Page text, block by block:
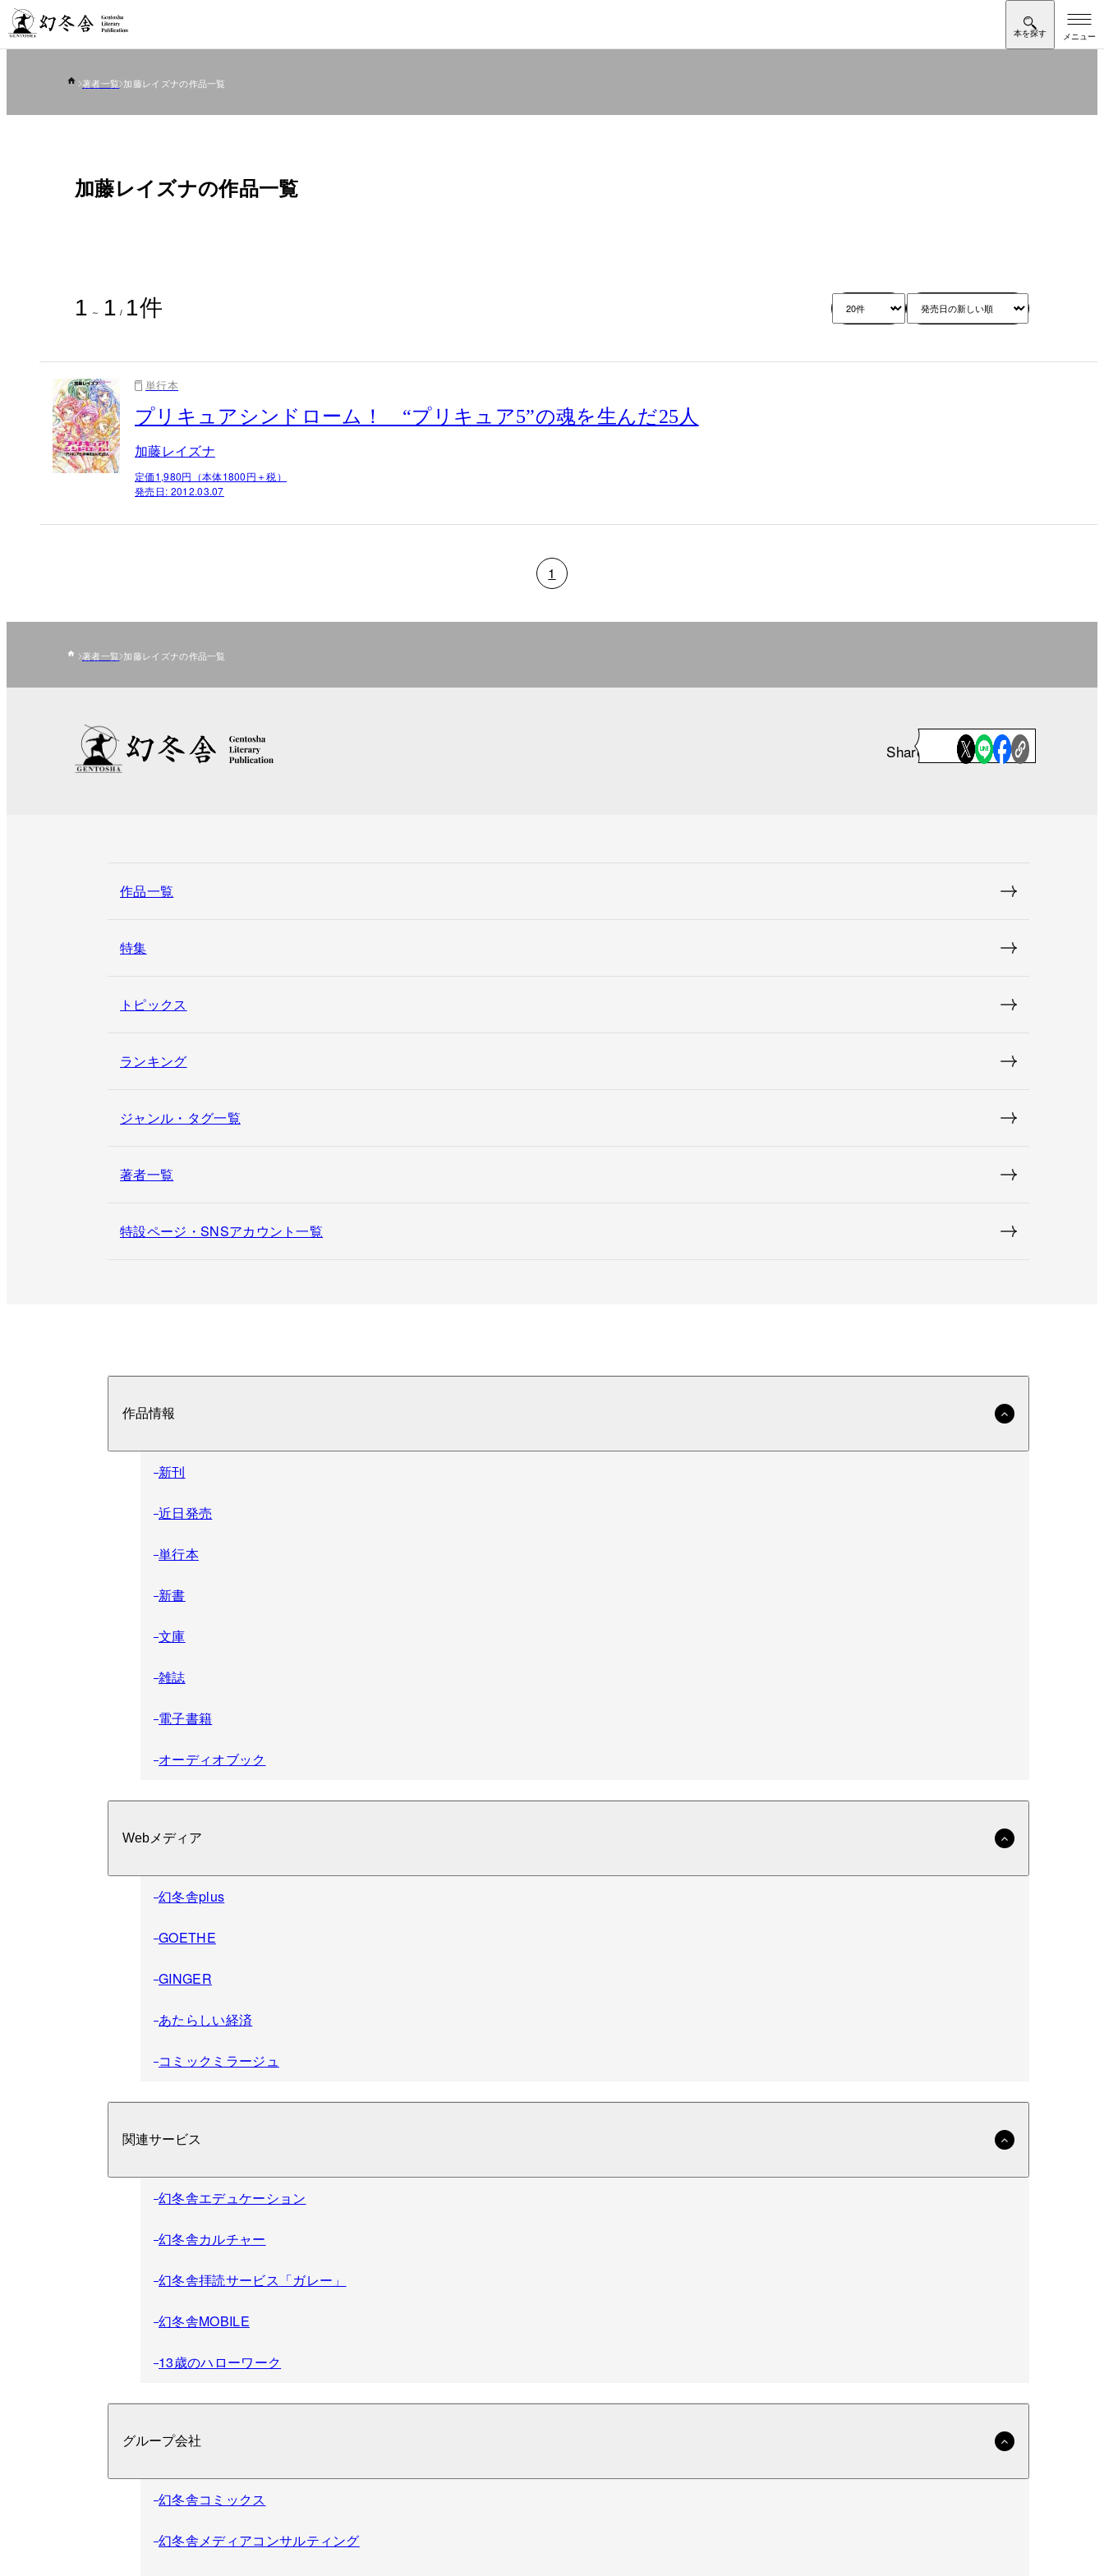
著者一覧 加藤レイズナの作品一覧
加藤レイズナの作品一覧
1 ～ 1 / 1件
単行本
プリキュアシンドローム！ “プリキュア5”の魂を生んだ25人
加藤レイズナ
定価1,980円（本体1800円＋税）
発売日: 2012.03.07
1
著者一覧 加藤レイズナの作品一覧
Share
作品一覧
特集
トピックス
ランキング
ジャンル・タグ一覧
著者一覧
特設ページ・SNSアカウント一覧
作品情報
新刊
近日発売
単行本
新書
文庫
雑誌
電子書籍
オーディオブック
Webメディア
幻冬舎plus
GOETHE
GINGER
あたらしい経済
コミックミラージュ
関連サービス
幻冬舎エデュケーション
幻冬舎カルチャー
幻冬舎拝読サービス「ガレー」
幻冬舎MOBILE
13歳のハローワーク
グループ会社
幻冬舎コミックス
幻冬舎メディアコンサルティング